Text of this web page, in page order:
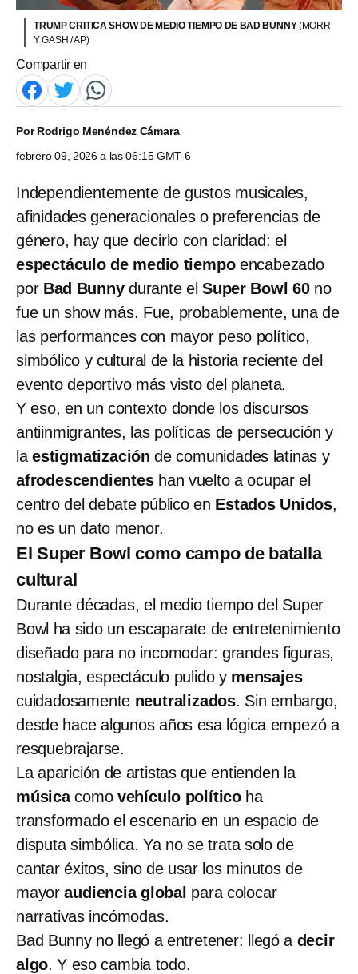
TRUMP CRITICA SHOW DE MEDIO TIEMPO DE BAD BUNNY(MORR
Y GASH / AP)
Compartir en
PorRodrigo Menéndez Cámara
febrero 09, 2026 a las 06:15 GMT-6
Independientemente de gustos musicales,
afinidades generacionales o preferencias de
género, hay que decirlo con claridad: el
espectáculo de medio tiempo encabezado
por Bad Bunnydurante elSuper Bowl 60 no
fue un show más. Fue, probablemente, una de
las performances con mayor peso político,
simbólico y cultural de la historia reciente del
evento deportivo más visto del planeta.
Y eso, en un contexto donde los discursos
antiinmigrantes, las políticas de persecución y
la estigmatización de comunidades latinas y
afrodescendienteshan vuelto a ocupar el
centro del debate público en Estados Unidos,
no es un dato menor.
El Super Bowl como campo de batalla
cultural
Durante décadas, el medio tiempo del Super
Bowl ha sido un escaparate de entretenimiento
diseñado para no incomodar: grandes figuras,
nostalgia, espectáculo pulido y mensajes
cuidadosamente neutralizados. Sin embargo,
desde hace algunos años esa lógica empezó a
resquebrajarse.
La aparición de artistas que entienden la
músicacomo vehículo político ha
transformado el escenario en un espacio de
disputa simbólica. Ya no se trata solo de
cantar éxitos, sino de usar los minutos de
mayoraudiencia global para colocar
narrativas incómodas.
Bad Bunny no llegó a entretener: llegó a decir
algo. Y eso cambia todo.